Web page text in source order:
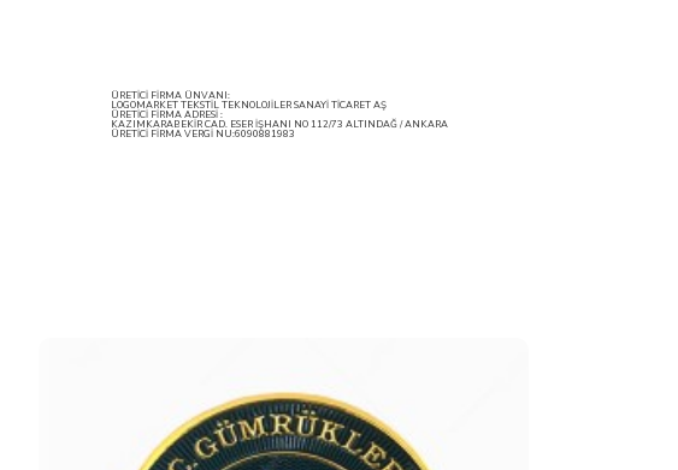
ÜRETİCİ FİRMA ÜNVANI:
LOGOMARKET TEKSTİL TEKNOLOJİLER SANAYİ TİCARET AŞ
ÜRETİCİ FİRMA ADRESİ :
KAZIMKARABEKİR CAD. ESER İŞHANI NO 112/73 ALTINDAĞ / ANKARA
ÜRETİCİ FİRMA VERGİ NU:6090881983